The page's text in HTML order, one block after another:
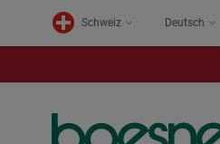
Schweiz Deutsch